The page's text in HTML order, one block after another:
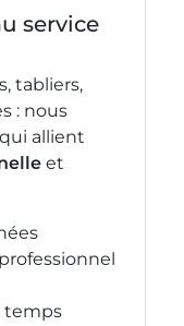
service
tabliers,
: nous
allient
et
temps